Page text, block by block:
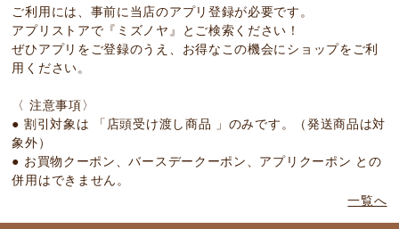
ご利用には、事前に当店のアプリ登録が必要です。
アプリストアで『ミズノヤ』とご検索ください！
ぜひアプリをご登録のうえ、お得なこの機会にショップをご利
用ください。
〈 注意事項〉
● 割引対象は 「店頭受け渡し商品 」のみです。（発送商品は対
象外）
● お買物クーポン、バースデークーポン、アプリクーポン との
併用はできません。
一覧へ